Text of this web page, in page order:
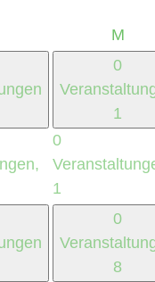
M
0
1
0
1
0
8